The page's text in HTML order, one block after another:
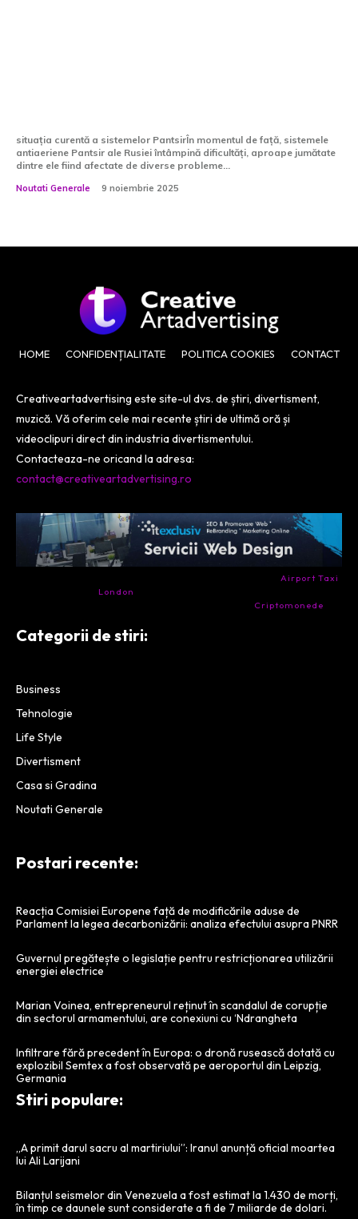
situația curentă a sistemelor PantsirÎn momentul de față, sistemele
antiaeriene Pantsir ale Rusiei întâmpină dificultăți, aproape jumătate
dintre ele fiind afectate de diverse probleme...
Noutati Generale 9 noiembrie 2025
HOME CONFIDENȚIALITATE POLITICA COOKIES CONTACT
Creativeartadvertising este site-ul dvs. de știri, divertisment,
muzică. Vă oferim cele mai recente știri de ultimă oră și
videoclipuri direct din industria divertismentului.
Contacteaza-ne oricand la adresa:
contact@creativeartadvertising.ro
Airport Taxi
London
Criptomonede
Categorii de stiri:
Business
Tehnologie
Life Style
Divertisment
Casa si Gradina
Noutati Generale
Postari recente:
Reacția Comisiei Europene față de modificările aduse de
Parlament la legea decarbonizării: analiza efectului asupra PNRR
Guvernul pregătește o legislație pentru restricționarea utilizării
energiei electrice
Marian Voinea, entrepreneurul reținut în scandalul de corupție
din sectorul armamentului, are conexiuni cu ‘Ndrangheta
Infiltrare fără precedent în Europa: o dronă rusească dotată cu
explozibil Semtex a fost observată pe aeroportul din Leipzig,
Germania
Stiri populare:
„A primit darul sacru al martiriului”: Iranul anunță oficial moartea
lui Ali Larijani
Bilanțul seismelor din Venezuela a fost estimat la 1.430 de morți,
în timp ce daunele sunt considerate a fi de 7 miliarde de dolari.